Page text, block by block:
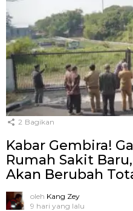
2 Bagikan
Kabar Gembira!
Rumah Sakit
Akan Berubah
oleh Kang Zey
9 hari yang lalu